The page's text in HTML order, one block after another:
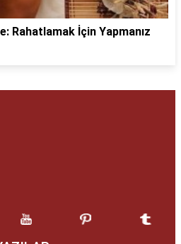
Rahatlamak İçin Yapmanız